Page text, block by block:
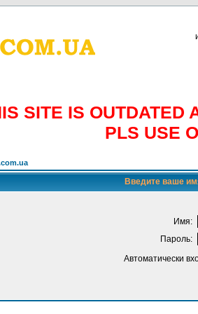
SITE IS OUTDATED
PLS USE
Введите ваше
Имя:
Пароль:
Автоматически